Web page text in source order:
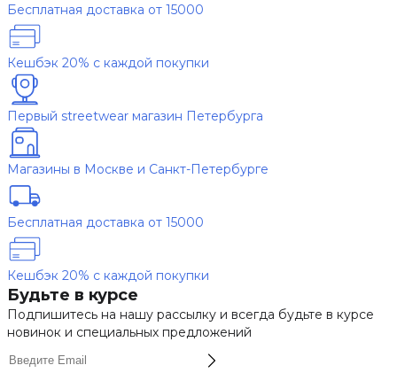
Бесплатная доставка от 15000
Кешбэк 20% с каждой покупки
Первый streetwear магазин Петербурга
Магазины в Москве и Санкт-Петербурге
Бесплатная доставка от 15000
Кешбэк 20% с каждой покупки
Будьте в курсе
Подпишитесь на нашу рассылку и всегда будьте в курсе
новинок и специальных предложений